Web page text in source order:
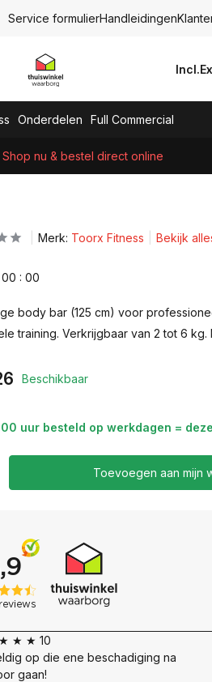
Service formulierHandleidingen
Incl.
Onderdelen Full Commercial
Shop nu & bestel direct online
Merk: Toorx Fitness Bekijk
00 : 00
body bar (125 cm) voor
training. Verkrijgbaar van 2 tot 6
Beschikbaar
uur besteld op werkdagen =
Toevoegen aan mijn
★ ★ 10
op die ene beschadiging na
gaan!